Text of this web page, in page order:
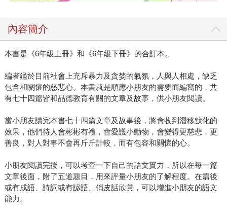
內容簡介
本書是《6年級上冊》和《6年級下冊》的合訂本。
編者鑑於目前社會上充斥暴力及貪婪的氣氛，人與人相處，缺乏
包含和關懷的慈悲心。本書就是順應小朋友的需要而編寫的，共
有七十四篇皆和品德教育有關的文章及故事，供小朋友閱讀。
當小朋友讀完本書七十四篇文章及故事後，將會收到潛移默化的
效果，他們待人會彬彬有禮，會愛護小動物，會變得更慈悲，更
善良，對人對事不會再斤斤計較，而有包容和關懷的心。
小朋友閱讀完後，可以考查一下自己的語文實力，所以在每一篇
文章後面，附了五道題目，用來評量小朋友的了解程度。在篇後
或有成語、詩詞或有諺語、俏皮話欣賞，可以增進小朋友的語文
能力。